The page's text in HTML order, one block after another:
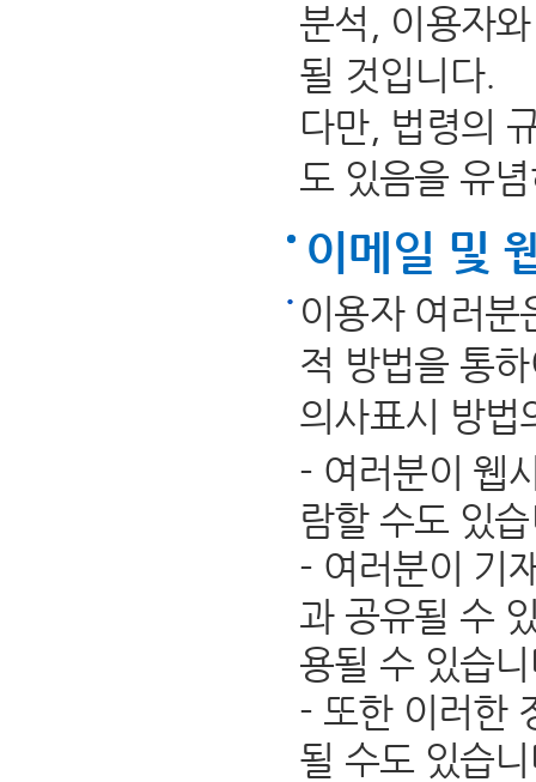
분석, 이용자
될 것입니다.
다만, 법령의
도 있음을 유
이메일 및
이용자 여러
적 방법을 통
의사표시 방법
- 여러분이 웹
람할 수도 있
- 여러분이 기
과 공유될 수
용될 수 있습
- 또한 이러한
될 수도 있습